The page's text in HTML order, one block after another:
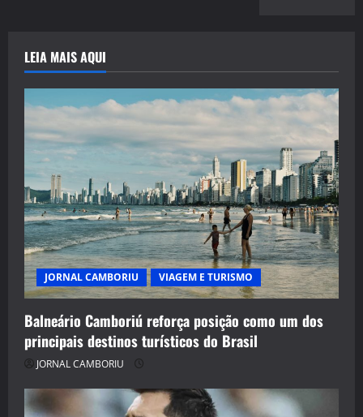
LEIA MAIS AQUI
JORNAL CAMBORIU VIAGEM E TURISMO
Balneário Camboriú reforça posição como um dos
principais destinos turísticos do Brasil
JORNAL CAMBORIU